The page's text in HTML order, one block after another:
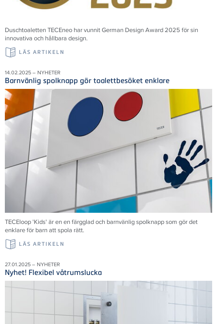
Duschtoaletten TECEneo har vunnit German Design Award 2025 för sin
innovativa och hållbara design.
LÄS ARTIKELN
14.02.2025 – NYHETER
Barnvänlig spolknapp gör toalettbesöket enklare
TECEloop 'Kids' är en en färgglad och barnvänlig spolknapp som gör det
enklare för barn att spola rätt.
LÄS ARTIKELN
27.01.2025 – NYHETER
Nyhet! Flexibel våtrumslucka